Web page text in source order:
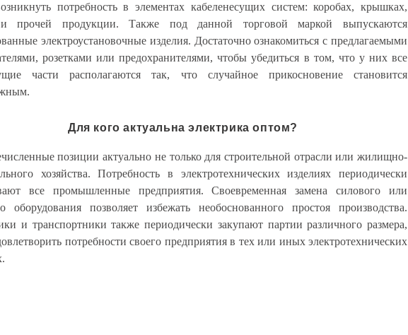
потребность в элементах кабеленесущих систем: коробах, крышках,
прочей продукции. Также под данной торговой маркой выпускаются
электроустановочные изделия. Достаточно ознакомиться с предлагаемыми
розетками или предохранителями, чтобы убедиться в том, что у них все
части располагаются так, что случайное прикосновение становится
Для кого актуальна электрика оптом?
позиции актуально не только для строительной отрасли или жилищно-
хозяйства. Потребность в электротехнических изделиях периодически
все промышленные предприятия. Своевременная замена силового или
оборудования позволяет избежать необоснованного простоя производства.
и транспортники также периодически закупают партии различного размера,
потребности своего предприятия в тех или иных электротехнических